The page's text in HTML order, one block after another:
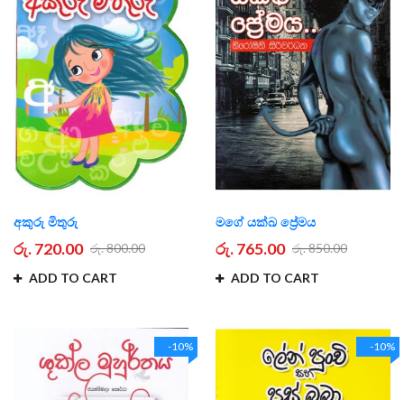
අකුරු මිතුරු
රු. 720.00 රු. 800.00
ADD TO CART
මගේ යක්ඛ ප්‍රේමය
රු. 765.00 රු. 850.00
ADD TO CART
-10% -10%